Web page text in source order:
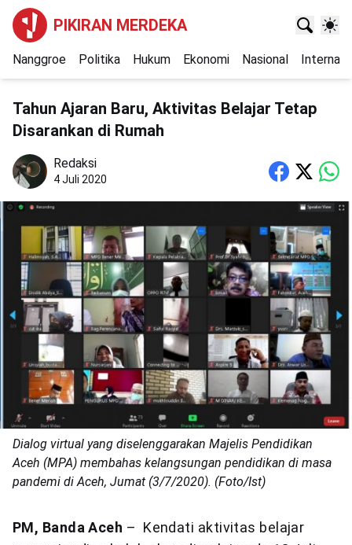
PIKIRAN MERDEKA
Nanggroe Politika Hukum Ekonomi Nasional
Tahun Ajaran Baru, Aktivitas Belajar Tetap
Disarankan di Rumah
Redaksi
4 Juli 2020
Dialog virtual yang diselenggarakan Majelis Pendidikan
Aceh (MPA) membahas kelangsungan pendidikan di masa
pandemi di Aceh, Jumat (3/7/2020). (Foto/Ist)
PM, Banda Aceh – Kendati aktivitas belajar